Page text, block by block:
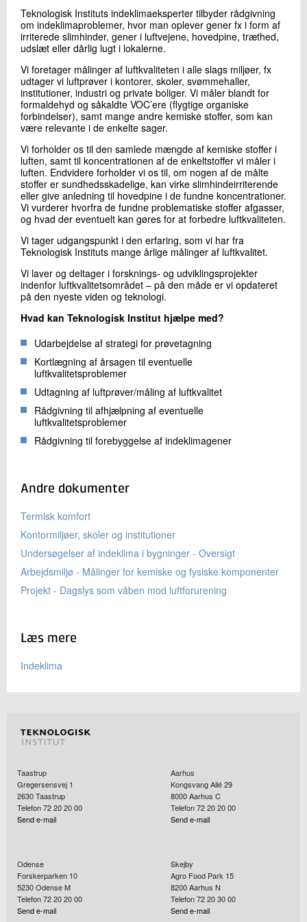
+45 72 20 23 11
Send e-mail
LinkedIn
Skriv til mig
Send
Teknologisk Instituts indeklimaeksperter tilbyder rådgivning
om indeklimaproblemer, hvor man oplever gener fx i form af
irriterede slimhinder, gener i luftvejene, hovedpine, træthed,
udslæt eller dårlig lugt i lokalerne.
Vi foretager målinger af luftkvaliteten i alle slags miljøer, fx
udtager vi luftprøver i kontorer, skoler, svømmehaller,
institutioner, industri og private boliger. Vi måler blandt for
formaldehyd og såkaldte VOC’ere (flygtige organiske
forbindelser), samt mange andre kemiske stoffer, som kan
være relevante i de enkelte sager.
Vi forholder os til den samlede mængde af kemiske stoffer i
luften, samt til koncentrationen af de enkeltstoffer vi måler i
luften. Endvidere forholder vi os til, om nogen af de målte
stoffer er sundhedsskadelige, kan virke slimhindeirriterende
eller give anledning til hovedpine i de fundne koncentrationer.
Vi vurderer hvorfra de fundne problematiske stoffer afgasser,
og hvad der eventuelt kan gøres for at forbedre luftkvaliteten.
Vi tager udgangspunkt i den erfaring, som vi har fra
Teknologisk Instituts mange årlige målinger af luftkvalitet.
Vi laver og deltager i forsknings- og udviklingsprojekter
indenfor luftkvalitetsområdet – på den måde er vi opdateret
på den nyeste viden og teknologi.
Hvad kan Teknologisk Institut hjælpe med?
Udarbejdelse af strategi for prøvetagning
Kortlægning af årsagen til eventuelle
luftkvalitetsproblemer
Udtagning af luftprøver/måling af luftkvalitet
Rådgivning til afhjælpning af eventuelle
luftkvalitetsproblemer
Rådgivning til forebyggelse af indeklimagener
Andre dokumenter
Termisk komfort
Kontormiljøer, skoler og institutioner
Undersøgelser af indeklima i bygninger - Oversigt
Arbejdsmiljø - Målinger for kemiske og fysiske komponenter
Projekt - Dagslys som våben mod luftforurening
Læs mere
Indeklima
Taastrup
Gregersensvej 1
2630Taastrup
Telefon 72 20 20 00
Send e-mail
Aarhus
Kongsvang Allé 29
8000Aarhus C
Telefon 72 20 20 00
Send e-mail
Odense
Forskerparken 10
5230Odense M
Telefon 72 20 20 00
Send e-mail
Skejby
Agro Food Park 15
8200Aarhus N
Telefon 72 20 30 00
Send e-mail